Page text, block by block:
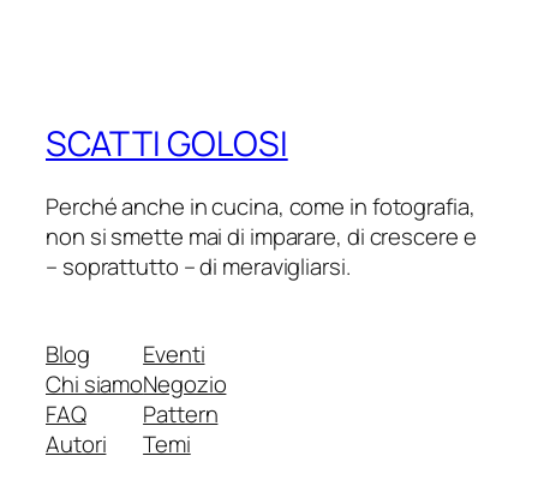
SCATTI GOLOSI
Perché anche in cucina, come in fotografia,
non si smette mai di imparare, di crescere e
– soprattutto – di meravigliarsi.
Blog
Chi siamo
FAQ
Autori
Eventi
Negozio
Pattern
Temi